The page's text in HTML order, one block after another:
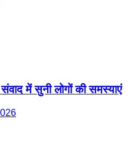
में सुनी लोगों की समस्याएं